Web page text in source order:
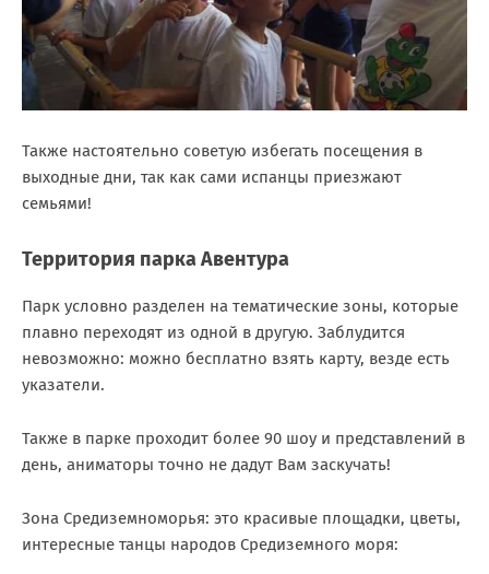
Также настоятельно советую избегать посещения в
выходные дни, так как сами испанцы приезжают
семьями!
Территория парка Авентура
Парк условно разделен на тематические зоны, которые
плавно переходят из одной в другую. Заблудится
невозможно: можно бесплатно взять карту, везде есть
указатели.
Также в парке проходит более 90 шоу и представлений в
день, аниматоры точно не дадут Вам заскучать!
Зона Средиземноморья: это красивые площадки, цветы,
интересные танцы народов Средиземного моря: